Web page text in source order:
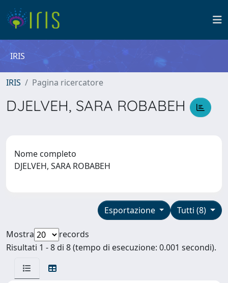
IRIS
IRIS Pagina ricercatore
DJELVEH, SARA ROBABEH
Nome completo
DJELVEH, SARA ROBABEH
Tutti (8)
Esportazione
Mostra
records
Risultati 1 - 8 di 8 (tempo di esecuzione: 0.001 secondi).